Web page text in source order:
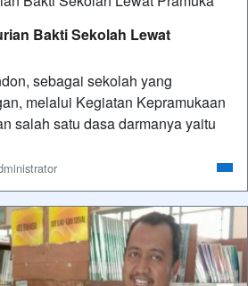
Bakti Sekolah Lewat
sebagai sekolah yang
melalui Kegiatan Kepramukaan
salah satu dasa darmanya yaitu